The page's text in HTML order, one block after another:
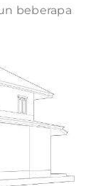
beberapa